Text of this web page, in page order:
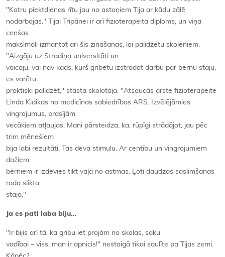
"Katru piektdienas rītu jau no astoņiem Tija ar kādu zālē
nodarbojas." Tijai Tripānei ir arī fizioterapeita diploms, un viņa
cenšas
maksimāli izmantot arī šīs zināšanas, lai palīdzētu skolēniem.
"Aizgāju uz Stradiņa universitāti un
vaicāju, vai nav kāds, kurš gribētu izstrādāt darbu par bērnu stāju,
es varētu
praktiski palīdzēt," stāsta skolotāja. "Atsaucās ārste fizioterapeite
Linda Kidikas no medicīnas sabiedrības ARS. Izvēlējāmies
vingrojumus, prasījām
vecākiem atļaujas. Mani pārsteidza, ka, rūpīgi strādājot, jau pēc
trim mēnešiem
bija labi rezultāti. Tas deva stimulu. Ar centību un vingrojumiem
dažiem
bērniem ir izdevies tikt vaļā no astmas. Ļoti daudzas saslimšanas
rada slikta
stāja."
Ja es pati laba biju…
"Ir bijis arī tā, ka gribu iet projām no skolas, saku
vadībai – viss, man ir apnicis!" nestaigā tikai saulīte pa Tijas zemi.